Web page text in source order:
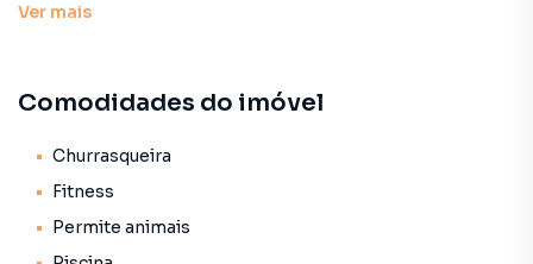
Condomínio Wonder Ipiranga - Lavvi
Ideal para investidores, alta rentabilidade e liquidez.
em São Paulo. Não encontrou o que procurava ou deseja
Ver mais
Comodidades do imóvel
Churrasqueira
Fitness
Permite animais